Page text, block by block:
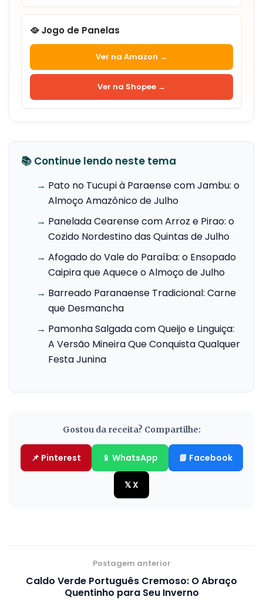
🥘 Jogo de Panelas
Ver na Amazon →
Ver na Shopee →
📚 Continue lendo neste tema
→ Pato no Tucupi à Paraense com Jambu: o
Almoço Amazônico de Julho
→ Panelada Cearense com Arroz e Pirao: o
Cozido Nordestino das Quintas de Julho
→ Afogado do Vale do Paraíba: o Ensopado
Caipira que Aquece o Almoço de Julho
→ Barreado Paranaense Tradicional: Carne
que Desmancha
→ Pamonha Salgada com Queijo e Linguiça:
A Versão Mineira Que Conquista Qualquer
Festa Junina
Gostou da receita? Compartilhe:
📌 Pinterest 📱 WhatsApp 📘 Facebook
𝕏 X
Postagem anterior
Caldo Verde Português Cremoso: O Abraço
Quentinho para Seu Inverno